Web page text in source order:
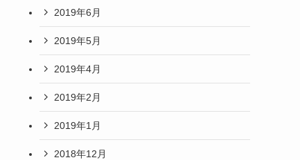
2019年6月
2019年5月
2019年4月
2019年2月
2019年1月
2018年12月